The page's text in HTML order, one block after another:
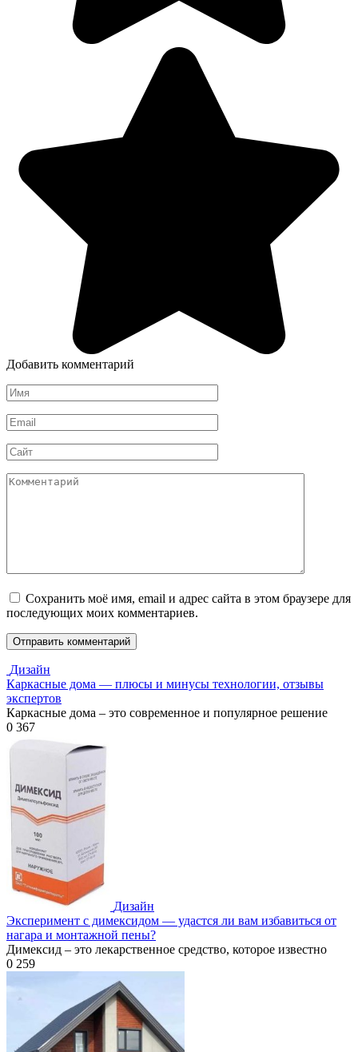
Добавить комментарий
Имя
*
Email
*
Сайт
Комментарий
Сохранить моё имя, email и адрес сайта в этом браузере для
последующих моих комментариев.
Дизайн
Каркасные дома — плюсы и минусы технологии, отзывы
экспертов
Каркасные дома – это современное и популярное решение
0 367
Дизайн
Эксперимент с димексидом — удастся ли вам избавиться от
нагара и монтажной пены?
Димексид – это лекарственное средство, которое известно
0 259